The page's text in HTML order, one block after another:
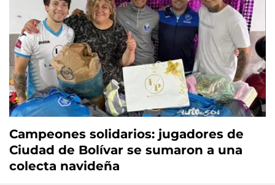
Campeones solidarios: jugadores de
Ciudad de Bolívar se sumaron a una
colecta navideña